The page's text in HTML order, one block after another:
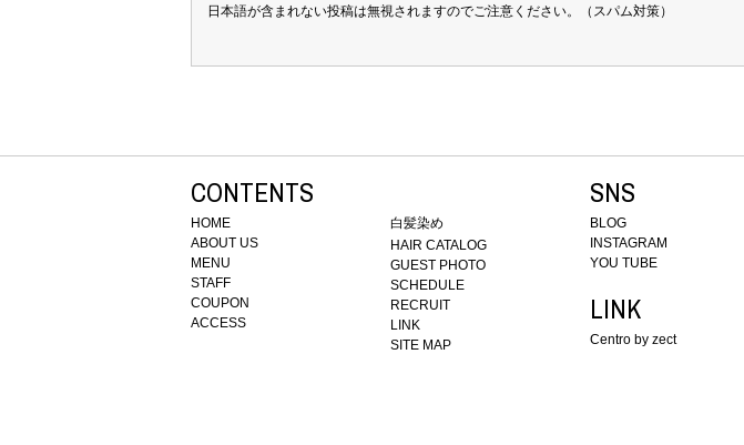
日本語が含まれない投稿は無視されますのでご注意ください。（スパム対策）
CONTENTS
HOME
ABOUT US
MENU
STAFF
COUPON
ACCESS
白髪染め
HAIR CATALOG
GUEST PHOTO
SCHEDULE
RECRUIT
LINK
SITE MAP
SNS
BLOG
INSTAGRAM
YOU TUBE
LINK
Centro by zect